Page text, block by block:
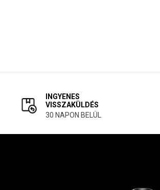
INGYENES
VISSZAKÜLDÉS
30 NAPON BELÜL